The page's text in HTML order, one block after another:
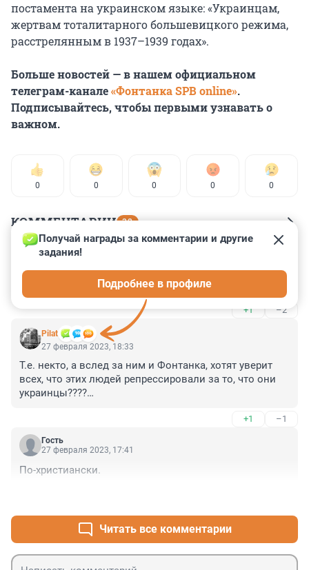
постамента на украинском языке: «Украинцам,
жертвам тоталитарного большевицкого режима,
расстрелянным в 1937–1939 годах».
Больше новостей — в нашем официальном
телеграм-канале«Фонтанка SPB online».
Подписывайтесь, чтобы первыми узнавать о
важном.
0 0 0 0 0
КОММЕНТАРИИ 32
Гость
Вот пусть Шевченко его и чинит.Они наше все снесли.
+1 –2
Pilat
Получай награды за комментарии и другие
задания!
Подробнее в профиле
27 февраля 2023, 18:33
Т.е. некто, а вслед за ним и Фонтанка, хотят уверит
всех, что этих людей репрессировали за то, что они
украинцы????
+1 –1
Гость
27 февраля 2023, 17:41
По-христиански.
Читать все комментарии